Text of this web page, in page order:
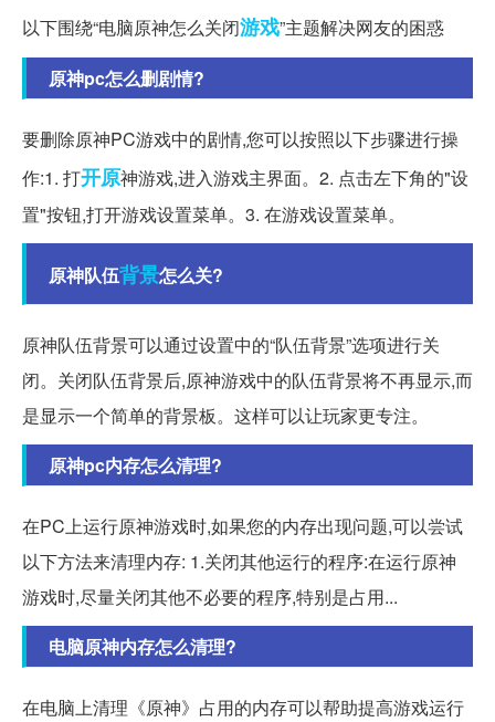
以下围绕“电脑原神怎么关闭游戏”主题解决网友的困惑
原神pc怎么删剧情?
要删除原神PC游戏中的剧情,您可以按照以下步骤进行操
作:1. 打开原神游戏,进入游戏主界面。2. 点击左下角的"设
置"按钮,打开游戏设置菜单。3. 在游戏设置菜单。
原神队伍背景怎么关?
原神队伍背景可以通过设置中的“队伍背景”选项进行关
闭。关闭队伍背景后,原神游戏中的队伍背景将不再显示,而
是显示一个简单的背景板。这样可以让玩家更专注。
原神pc内存怎么清理?
在PC上运行原神游戏时,如果您的内存出现问题,可以尝试
以下方法来清理内存: 1.关闭其他运行的程序:在运行原神
游戏时,尽量关闭其他不必要的程序,特别是占用...
电脑原神内存怎么清理?
在电脑上清理《原神》占用的内存可以帮助提高游戏运行